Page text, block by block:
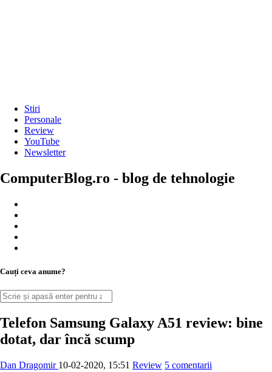
Stiri
Personale
Review
YouTube
Newsletter
ComputerBlog.ro - blog de tehnologie
Cauți ceva anume?
Telefon Samsung Galaxy A51 review: bine
dotat, dar încă scump
Dan Dragomir 10-02-2020, 15:51 Review 5 comentarii